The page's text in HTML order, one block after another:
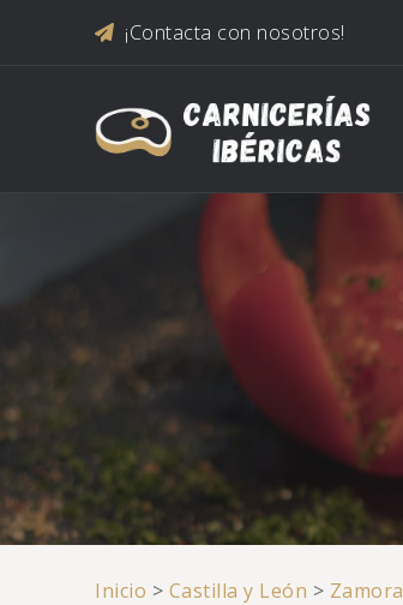
¡Contacta con nosotros!
Inicio > Castilla y León > Zamora